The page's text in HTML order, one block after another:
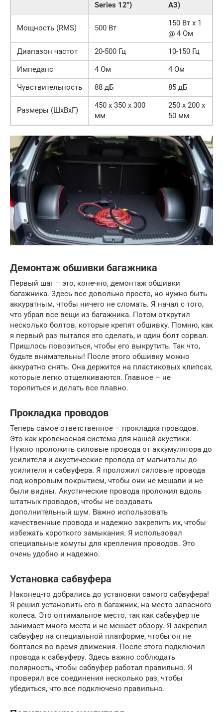
Series 12″)
A3)
Мощность (RMS) 500 Вт
150 Вт x 1
@ 4 Ом
Диапазон частот
20-500 Гц
10-150 Гц
Импеданс
4 Ом
4 Ом
Чувствительность
88 дБ 85 дБ
Размеры (ШxВxГ)
450 x 350 x 300
мм
250 x 200 x
50 мм
Демонтаж обшивки багажника
Первый шаг – это, конечно, демонтаж обшивки
багажника. Здесь все довольно просто, но нужно быть
аккуратным, чтобы ничего не сломать. Я начал с того,
что убрал все вещи из багажника. Потом открутил
несколько болтов, которые крепят обшивку. Помню, как
я первый раз пытался это сделать, и один болт сорвал.
Пришлось повозиться, чтобы его выкрутить. Так что,
будьте внимательны! После этого обшивку можно
аккуратно снять. Она держится на пластиковых клипсах,
которые легко отщелкиваются. Главное – не
торопиться и делать все плавно.
Прокладка проводов
Теперь самое ответственное – прокладка проводов.
Это как кровеносная система для нашей акустики.
Нужно проложить силовые провода от аккумулятора до
усилителя и акустические провода от магнитолы до
усилителя и сабвуфера. Я проложил силовые провода
под ковровым покрытием, чтобы они не мешали и не
были видны. Акустические провода проложил вдоль
штатных проводов, чтобы не создавать
дополнительный шум. Важно использовать
качественные провода и надежно закрепить их, чтобы
избежать короткого замыкания. Я использовал
специальные хомуты для крепления проводов. Это
очень удобно и надежно.
Установка сабвуфера
Наконец-то добрались до установки самого сабвуфера!
Я решил установить его в багажник, на место запасного
колеса. Это оптимальное место, так как сабвуфер не
занимает много места и не мешает обзору. Я закрепил
сабвуфер на специальной платформе, чтобы он не
болтался во время движения. После этого подключил
провода к сабвуферу. Здесь важно соблюдать
полярность, чтобы сабвуфер работал правильно. Я
проверил все соединения несколько раз, чтобы
убедиться, что все подключено правильно.